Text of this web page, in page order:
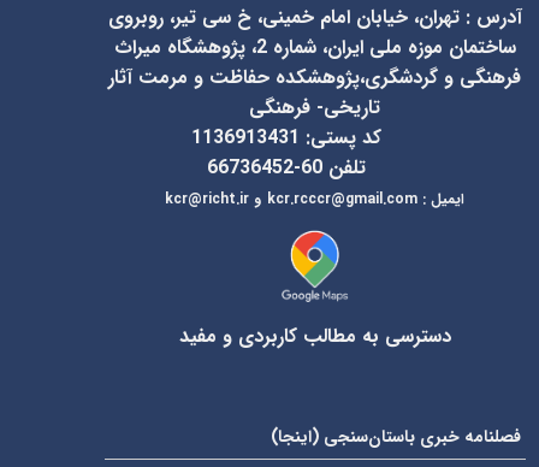
آدرس : تهران، خیابان امام خمینی، خ سی تیر، روبروی
ساختمان موزه ملی ایران، شماره 2، پژوهشگاه میراث
فرهنگی و گردشگری،پژوهشکده حفاظت و مرمت آثار
تاریخی- فرهنگی
کد پستی: 1136913431
تلفن 60-66736452
ایمیل:
kcr@richt.ir و kcr.rcccr@gmail.com
دسترسی به مطالب کاربردی و مفید
فصلنامه خبری باستان‌سنجی ( اینجا)